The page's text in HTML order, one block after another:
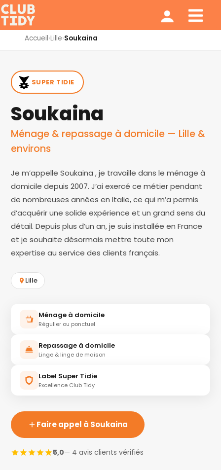
Accueil›Lille›Soukaina
SUPER TIDIE
Soukaina
Ménage & repassage à domicile — Lille &
environs
Je m’appelle Soukaina , je travaille dans le ménage à
domicile depuis 2007. J’ai exercé ce métier pendant
de nombreuses années en Italie, ce qui m’a permis
d’acquérir une solide expérience et un grand sens du
détail. Depuis plus d’un an, je suis installée en France
et je souhaite désormais mettre toute mon
expertise au service des clients français.
Lille
Ménage à domicile
Régulier ou ponctuel
Repassage à domicile
Linge & linge de maison
Label Super Tidie
Excellence Club Tidy
Faire appel à Soukaina
5,0— 4 avis clients vérifiés